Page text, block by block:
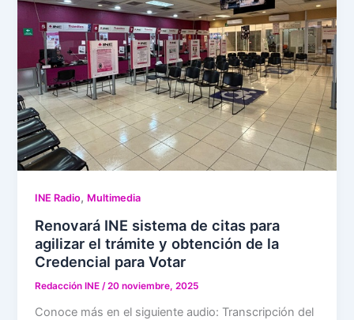
INE Radio, Multimedia
Renovará INE sistema de citas para
agilizar el trámite y obtención de la
Credencial para Votar
Redacción INE /20 noviembre, 2025
Conoce más en el siguiente audio: Transcripción del